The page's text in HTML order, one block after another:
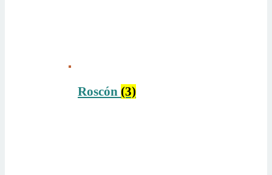
Roscón (3)